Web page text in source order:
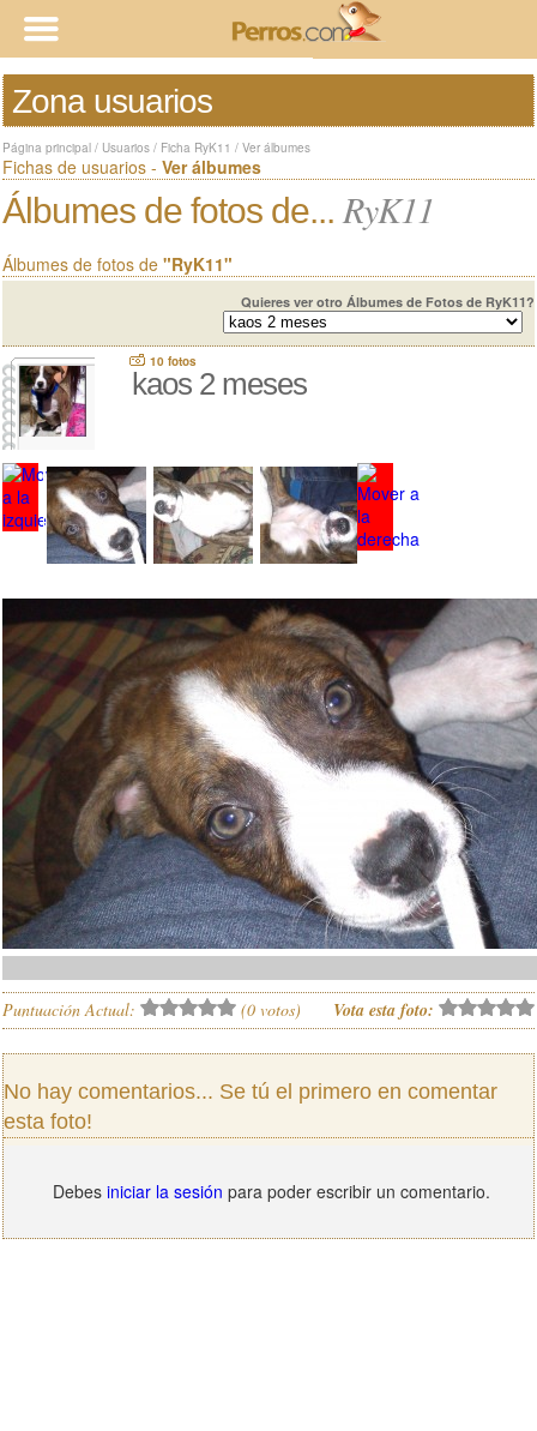
Zona usuarios
Página principal / Usuarios / Ficha RyK11 / Ver álbumes
Fichas de usuarios - Ver álbumes
Álbumes de fotos de... RyK11
Álbumes de fotos de "RyK11"
Quieres ver otro Álbumes de Fotos de RyK11?
10 fotos
kaos 2 meses
Puntuación Actual: (0 votos) Vota esta foto:
No hay comentarios... Se tú el primero en comentar
esta foto!
Debes iniciar la sesión para poder escribir un comentario.